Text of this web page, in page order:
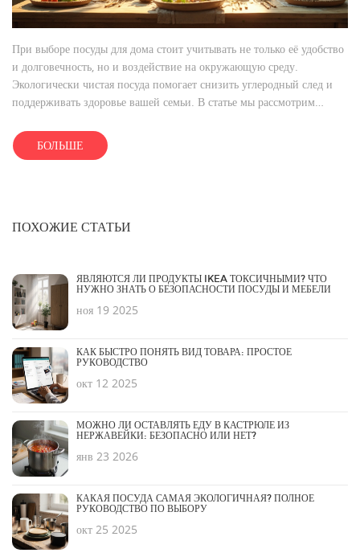
При выборе посуды для дома стоит учитывать не только её удобство
и долговечность, но и воздействие на окружающую среду.
Экологически чистая посуда помогает снизить углеродный след и
поддерживать здоровье вашей семьи. В статье мы рассмотрим
выясним, какие из них самые безопасные для окружающей среды.
Также предложим практические советы по выбору наиболее
БОЛЬШЕ
ПОХОЖИЕ СТАТЬИ
ЯВЛЯЮТСЯ ЛИ ПРОДУКТЫ IKEA ТОКСИЧНЫМИ? ЧТО
НУЖНО ЗНАТЬ О БЕЗОПАСНОСТИ ПОСУДЫ И МЕБЕЛИ
ноя 19 2025
КАК БЫСТРО ПОНЯТЬ ВИД ТОВАРА: ПРОСТОЕ
РУКОВОДСТВО
окт 12 2025
МОЖНО ЛИ ОСТАВЛЯТЬ ЕДУ В КАСТРЮЛЕ ИЗ
НЕРЖАВЕЙКИ: БЕЗОПАСНО ИЛИ НЕТ?
янв 23 2026
КАКАЯ ПОСУДА САМАЯ ЭКОЛОГИЧНАЯ? ПОЛНОЕ
РУКОВОДСТВО ПО ВЫБОРУ
окт 25 2025